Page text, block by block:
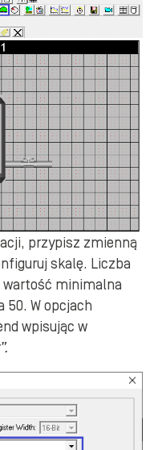
przypisz zmienną
skalę. Liczba
wartość minimalna
50. W opcjach
wpisując w